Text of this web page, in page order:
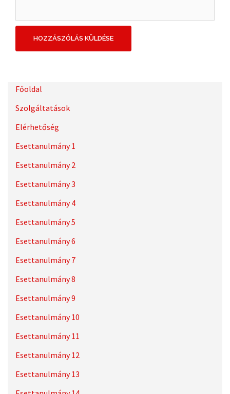
Főoldal
Szolgáltatások
Elérhetőség
Esettanulmány 1
Esettanulmány 2
Esettanulmány 3
Esettanulmány 4
Esettanulmány 5
Esettanulmány 6
Esettanulmány 7
Esettanulmány 8
Esettanulmány 9
Esettanulmány 10
Esettanulmány 11
Esettanulmány 12
Esettanulmány 13